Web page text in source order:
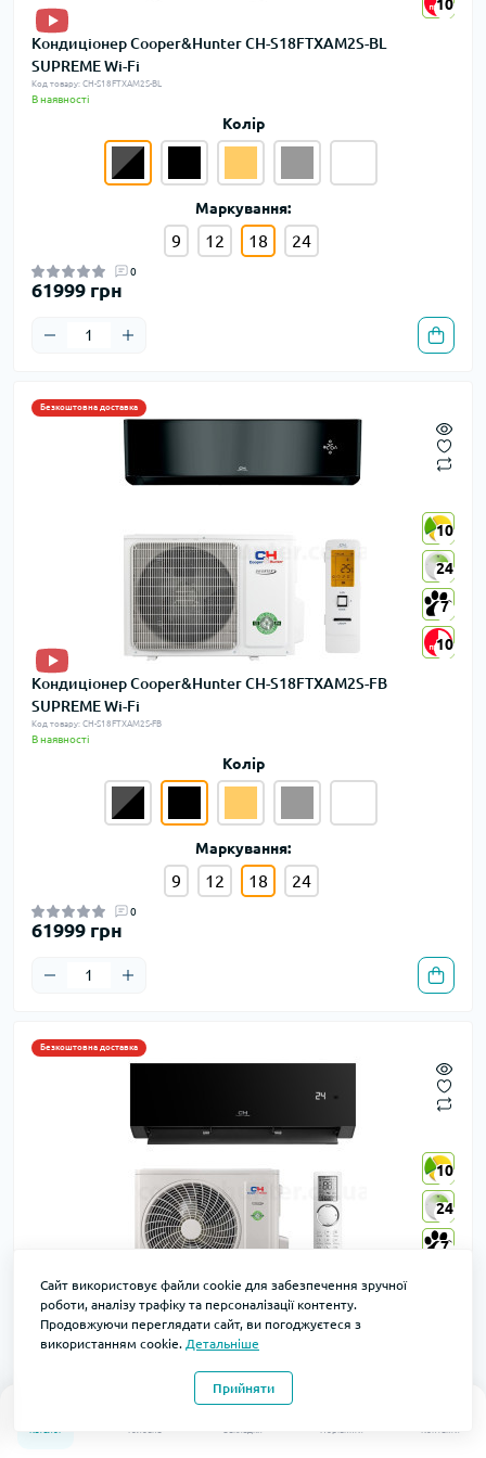
Каталог Головна Закладки
0
Порівняти Контакти
10
10
Кондиціонер Cooper&Hunter CH-S18FTXAM2S-BL
SUPREME Wi-Fi
Код товару: CH-S18FTXAM2S-BL
В наявності
Колір
Маркування:
9 12 18 24
0
61999 грн
Безкоштовна доставка
10
24
7
10
10
24
7
10
Кондиціонер Cooper&Hunter CH-S18FTXAM2S-FB
SUPREME Wi-Fi
Код товару: CH-S18FTXAM2S-FB
В наявності
Колір
Маркування:
9 12 18 24
0
61999 грн
Безкоштовна доставка
10
24
7
10
24
7
Кондиціонер Cooper&Hunter CH-S24FTXAN-BL NATURE
FRESH AIR
Колір
Сайт використовує файли cookie для забезпечення зручної
роботи, аналізу трафіку та персоналізації контенту.
Продовжуючи переглядати сайт, ви погоджуєтеся з
використанням cookie. Детальніше
Прийняти